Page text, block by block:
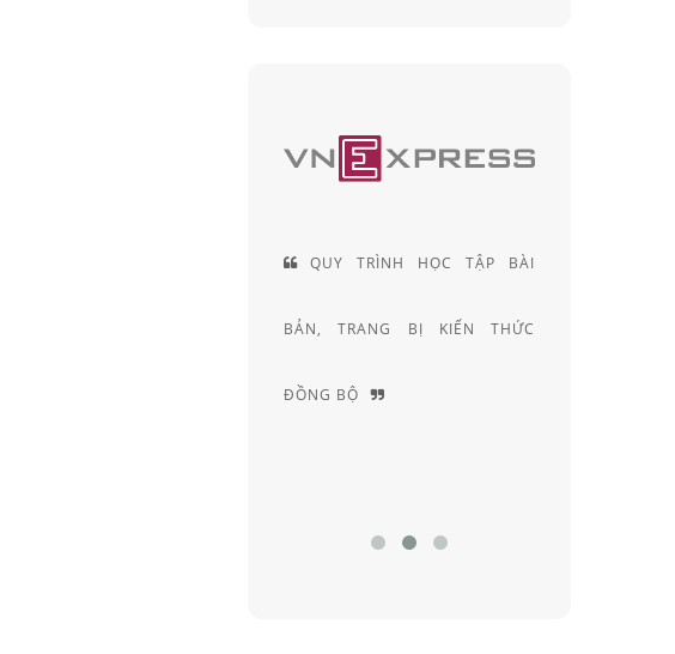
QUY TRÌNH HỌC TẬP BÀI
BẢN, TRANG BỊ KIẾN THỨC
ĐỒNG BỘ